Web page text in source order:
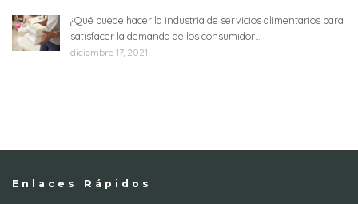
¿Qué puede hacer la industria de servicios alimentarios para
satisfacer la demanda de los consumidor…
diciembre 17, 2021
Enlaces Rápidos